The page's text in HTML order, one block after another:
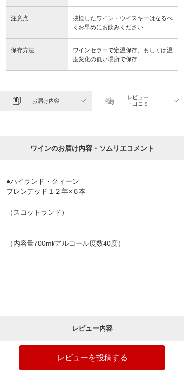
注意点
抜栓したワイン・ウイスキーはなるべ
くお早めにお飲みください
保存方法
ワインセラーで定温保存、もしくは温
度変化の低い場所で保存
お届け内容
レビュー
・口コミ
ワインのお届け内容・ソムリエコメント
●ハイランド・クィーン
ブレンデッド１２年×６本
（スコットランド）
（内容量700ml/アルコール度数40度）
レビュー内容
レビューを投稿する